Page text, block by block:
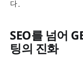
다.
SEO를 넘어
팅의 진화